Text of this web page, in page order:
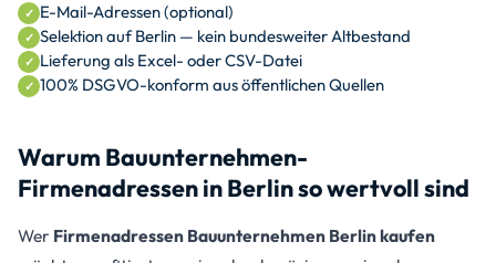
E-Mail-Adressen (optional)
Selektion auf Berlin — kein bundesweiter Altbestand
Lieferung als Excel- oder CSV-Datei
100% DSGVO-konform aus öffentlichen Quellen
Warum Bauunternehmen-
Firmenadressen in Berlin so wertvoll sind
Wer Firmenadressen Bauunternehmen Berlin kaufen